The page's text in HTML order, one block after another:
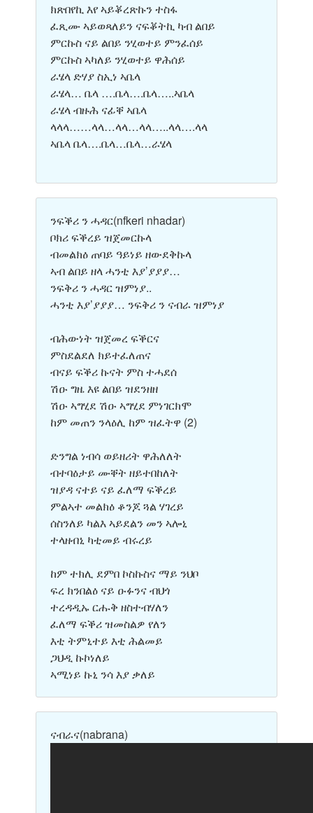
ክጽበየኪ እየ ኣይቖረጽኩን ተስፋ
ፈጺሙ ኣይወጻለይን ናፍቖትኪ ካብ ልበይ
ምርኩስ ናይ ልበይ ንሂወተይ ምንፈሰይ
ምርኩስ ኣካለይ ንሂወተይ ዋሕሰይ
ራሄላ ድሃያ ስኢነ ኣቤላ
ራሄላ… ቤላ ….ቤላ….ቤላ…..ኣቤላ
ራሄላ ብዙሕ ናፊቐ ኣቤላ
ላላላ……ላላ…ላላ…ላላ…..ላላ….ላላ
ኣቤላ ቤላ….ቤላ…ቤላ…ራሄላ
ንፍቕሪ ን ሓዳር(nfkeri nhadar)
ቦክሪ ፍቕረይ ዝጀመርኩላ
ብመልክዕ ጠባይ ዓይነይ ዘውደቅኩላ
ኣብ ልበይ ዘላ ሓንቲ እያ’ያያያ…
ንፍቅሪ ን ሓዳር ዝምነያ..
ሓንቲ እያ’ያያያ… ንፍቅሪ ን ናብራ ዝምነያ
ብሕውነት ዝጀመረ ፍቕርና
ምስደልደለ ክይተፈለጠና
ብናይ ፍቕሪ ኩናት ምስ ተሓደሰ
ሽዑ ግዜ እዩ ልበይ ዝደንዘዘ
ሽዑ ኣግሂደ ሽዑ ኣግሂደ ምነገርክሞ
ከም መጠን ንላዕሊ ከም ዝፈትዋ (2)
ድንግል ነብሳ ወይዘሪት ዋሕለለት
ብተባዕታይ ሙቐት ዘይተበከለት
ዝያዳ ናተይ ናይ ፈለማ ፍቕረይ
ምልኣተ መልክዕ ቆንጆ ጓል ሃገረይ
ሰስንለይ ካልእ ኣይደልን መን ኣሎኒ
ተላዘብኒ ካቲመይ ብሩረይ
ከም ተክሊ ደምበ ኮስኩስና ማይ ንህቦ
ፍረ ክንበልዕ ናይ ዑፉንና ብህጎ
ተረዳዲኡ ርሑቅ ዘስተብሃለን
ፈለማ ፍቕሪ ዝመስልዎ የለን
እቲ ትምኒተይ እቲ ሕልመይ
ጋህዲ ኩኮነለይ
ኣሚነይ ኩኒ ንሳ እያ ቃለይ
ናብራና(nabrana)